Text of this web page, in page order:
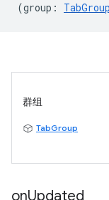
(group : TabGroup
群组
TabGroup
onUpdated